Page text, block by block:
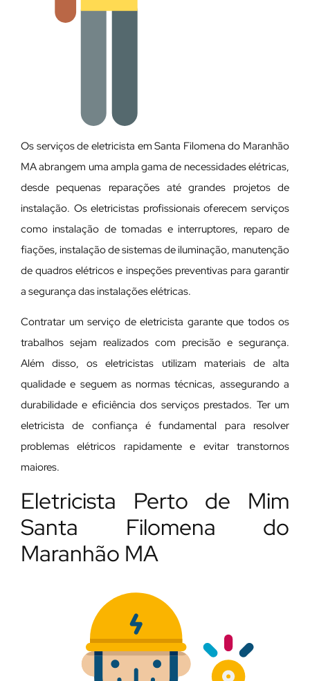
Os serviços de eletricista em Santa Filomena do Maranhão
MA abrangem uma ampla gama de necessidades elétricas,
desde pequenas reparações até grandes projetos de
instalação. Os eletricistas profissionais oferecem serviços
como instalação de tomadas e interruptores, reparo de
fiações, instalação de sistemas de iluminação, manutenção
de quadros elétricos e inspeções preventivas para garantir
a segurança das instalações elétricas.
Contratar um serviço de eletricista garante que todos os
trabalhos sejam realizados com precisão e segurança.
Além disso, os eletricistas utilizam materiais de alta
qualidade e seguem as normas técnicas, assegurando a
durabilidade e eficiência dos serviços prestados. Ter um
eletricista de confiança é fundamental para resolver
problemas elétricos rapidamente e evitar transtornos
maiores.
Eletricista Perto de Mim
Santa Filomena do
Maranhão MA